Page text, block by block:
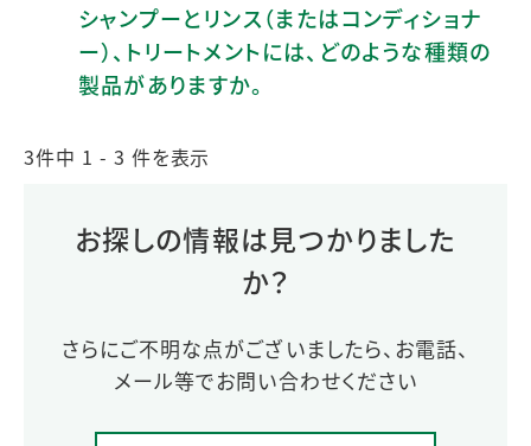
シャンプーとリンス（またはコンディショナ
ー）、トリートメントには、どのような種類の
製品がありますか。
3件中 1 - 3 件を表示
お探しの情報は見つかりました
か？
さらにご不明な点がございましたら、お電話、
メール等でお問い合わせください